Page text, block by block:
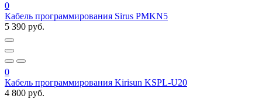
0
Кабель программирования Sirus PMKN5
5 390 руб.
0
Кабель программирования Kirisun KSPL-U20
4 800 руб.